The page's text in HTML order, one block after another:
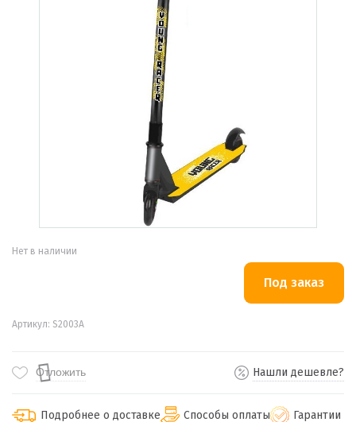
Нет в наличии
Артикул: S2003A
Отложить Нашли дешевле?
Подробнее о доставке Способы оплаты Гарантии